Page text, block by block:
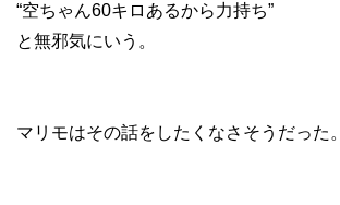
“空ちゃん60キロあるから力持ち”
と無邪気にいう。
マリモはその話をしたくなさそうだった。